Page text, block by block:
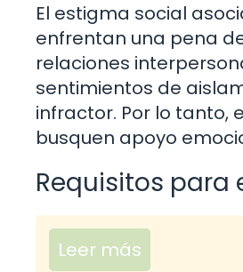
El estigma social
enfrentan una pena
relaciones
sentimientos de
infractor. Por lo tanto,
busquen apoyo
Requisitos para
Leer más